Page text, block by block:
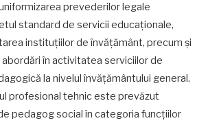
prevederilor legale
standard de servicii educaționale,
instituțiilor de învățământ, precum și
în activitatea serviciilor de
la nivelul învățământului general.
profesional tehnic este prevăzut
pedagog social în categoria funcțiilor